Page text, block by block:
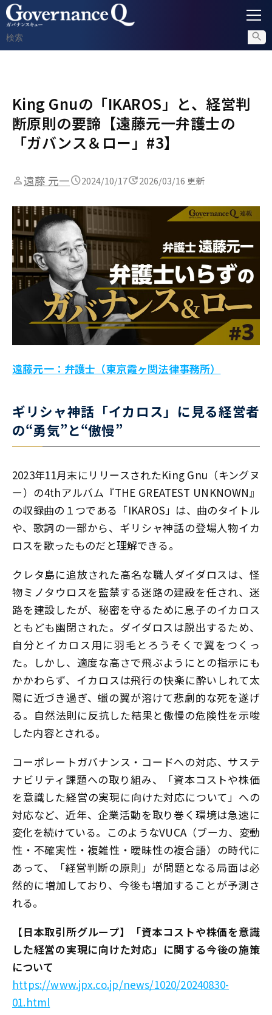
内部通報
コンプライアンス調査
不正対策
セミナー情報
King Gnuの「IKAROS」と、経営判
断原則の要諦【遠藤元一弁護士の
「ガバンス＆ロー」#3】
遠藤 元一 2024/10/17 2026/03/16 更新
遠藤元一：弁護士（東京霞ヶ関法律事務所）
ギリシャ神話「イカロス」に見る経営者
の“勇気”と“傲慢”
2023年11月末にリリースされたKing Gnu（キングヌ
ー）の4thアルバム『THE GREATEST UNKNOWN』
の収録曲の１つである「IKAROS」は、曲のタイトル
や、歌詞の一部から、ギリシャ神話の登場人物イカ
ロスを歌ったものだと理解できる。
クレタ島に追放された高名な職人ダイダロスは、怪
物ミノタウロスを監禁する迷路の建設を任され、迷
路を建設したが、秘密を守るために息子のイカロス
ともども幽閉された。ダイダロスは脱出するため、
自分とイカロス用に羽毛とろうそくで翼をつくっ
た。しかし、適度な高さで飛ぶようにとの指示にも
かかわらず、イカロスは飛行の快楽に酔いしれて太
陽に近づき過ぎ、蠟の翼が溶けて悲劇的な死を遂げ
る――。自然法則に反抗した結果と傲慢の危険性を示唆
した内容とされる。
コーポレートガバナンス・コードへの対応、サステ
ナビリティ課題への取り組み、「資本コストや株価
を意識した経営の実現に向けた対応について」への
対応など、近年、企業活動を取り巻く環境は急速に
変化を続けている。このようなVUCA（ブーカ、変動
性・不確実性・複雑性・曖昧性の複合語）の時代に
あって、「経営判断の原則」が問題となる局面は必
然的に増加しており、今後も増加することが予測さ
れる。
【日本取引所グループ】「資本コストや株価を意識
した経営の実現に向けた対応」に関する今後の施策
について
https://www.jpx.co.jp/news/1020/20240830-
01.html